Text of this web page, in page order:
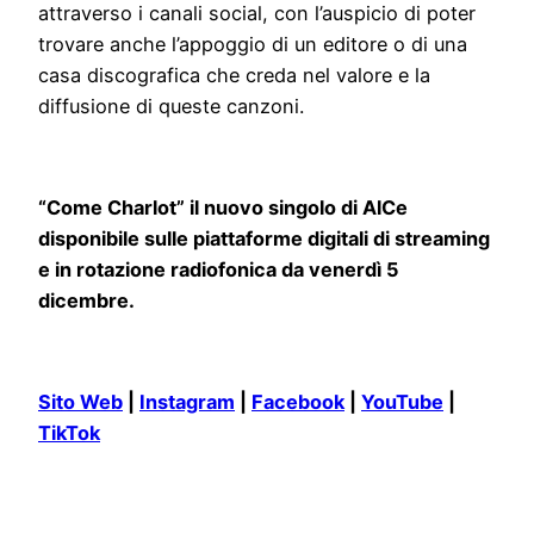
attraverso i canali social, con l’auspicio di poter
trovare anche l’appoggio di un editore o di una
casa discografica che creda nel valore e la
diffusione di queste canzoni.
“Come Charlot” il nuovo singolo di AlCe
disponibile sulle piattaforme digitali di streaming
e in rotazione radiofonica da venerdì 5
dicembre.
Sito Web Instagram Facebook YouTube
TikTok